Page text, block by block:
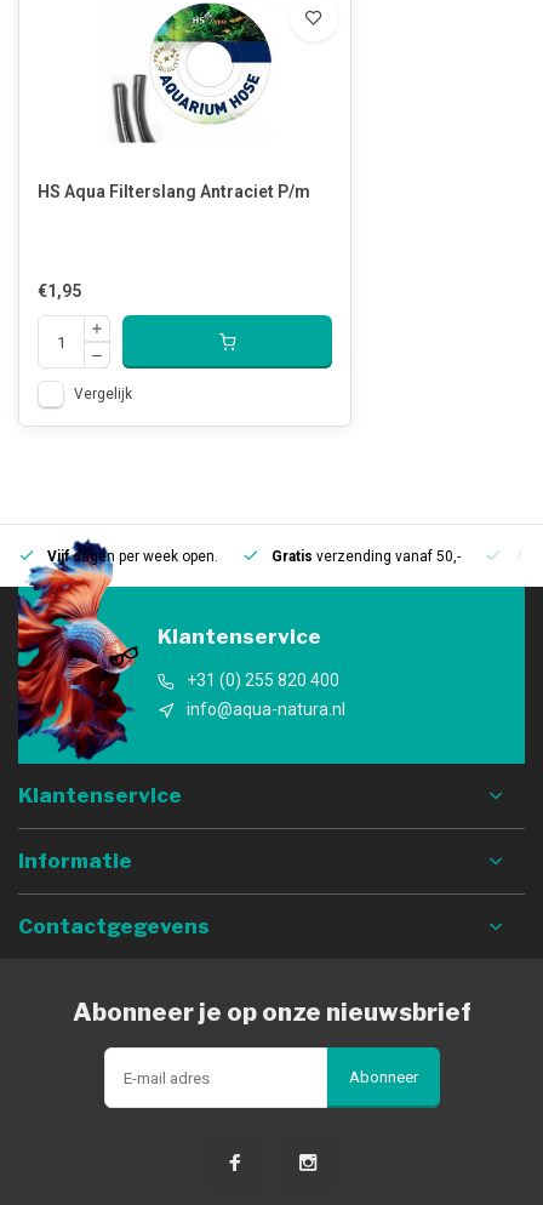
HS Aqua Filterslang Antraciet P/m
€1,95
Vergelijk
Vijfdagen per week open. Gratis verzending vanaf 50,-
Klantenservice
+31 (0) 255 820 400
info@aqua-natura.nl
Klantenservice
Informatie
Contactgegevens
Abonneer je op onze nieuwsbrief
Abonneer